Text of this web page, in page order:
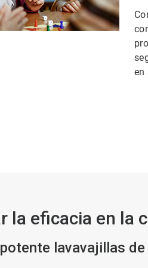
en
la eficacia en la
lavavajillas